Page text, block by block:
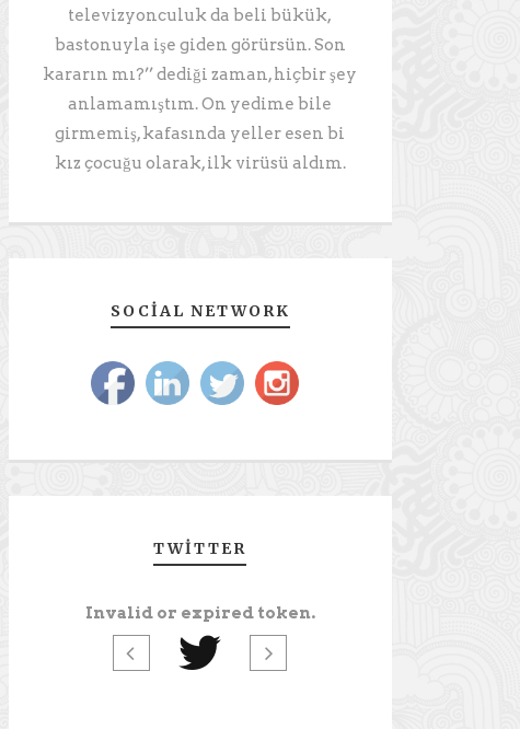
televizyonculuk da beli bükük,
bastonuyla işe giden görürsün. Son
kararın mı?’’ dediği zaman, hiçbir şey
anlamamıştım. On yedime bile
girmemiş, kafasında yeller esen bi
kız çocuğu olarak, ilk virüsü aldım.
SOCIAL NETWORK
TWITTER
Invalid or expired token.